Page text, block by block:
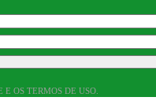
OS TERMOS DE USO.